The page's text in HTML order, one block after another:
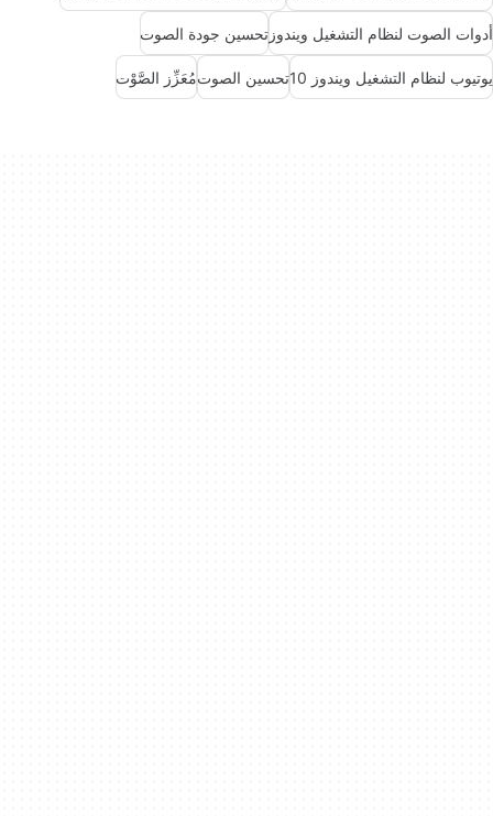
أدوات الصوت لنظام التشغيل ويندوز تحسين جودة الصوت
يوتيوب لنظام التشغيل ويندوز 10 تحسين الصوتمُعَزِّز الصَّوْت